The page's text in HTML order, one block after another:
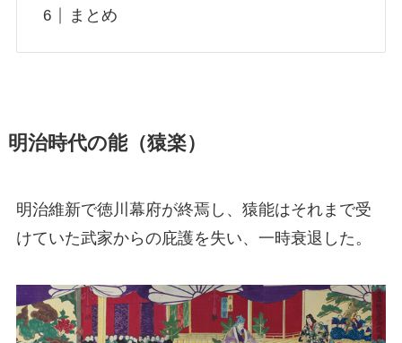
まとめ
明治時代の能（猿楽）
明治維新で徳川幕府が終焉し、猿能はそれまで受
けていた武家からの庇護を失い、一時衰退した。